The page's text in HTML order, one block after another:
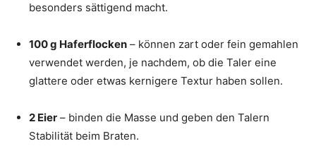
besonders sättigend macht.
100 g Haferflocken – können zart oder fein gemahlen
verwendet werden, je nachdem, ob die Taler eine
glattere oder etwas kernigere Textur haben sollen.
2 Eier – binden die Masse und geben den Talern
Stabilität beim Braten.